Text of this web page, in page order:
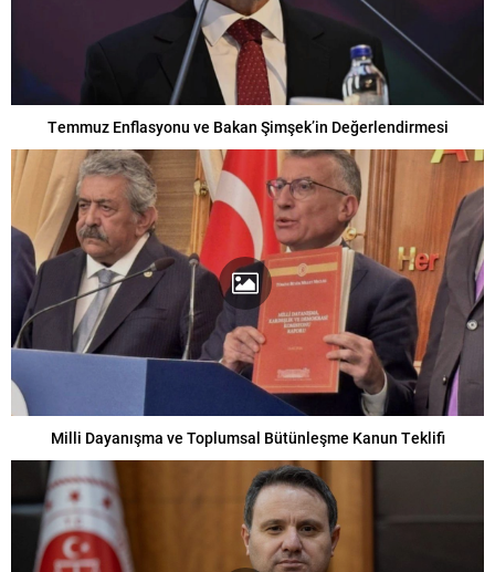
Temmuz Enflasyonu ve Bakan Şimşek’in Değerlendirmesi
Milli Dayanışma ve Toplumsal Bütünleşme Kanun Teklifi